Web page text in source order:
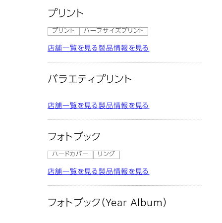
プリント
プリント ハーフサイズプリント
店舗一覧を見る製品情報を見る
バラエティプリント
店舗一覧を見る製品情報を見る
フォトブック
ハードカバー リング
店舗一覧を見る製品情報を見る
フォトブック（Year Album）